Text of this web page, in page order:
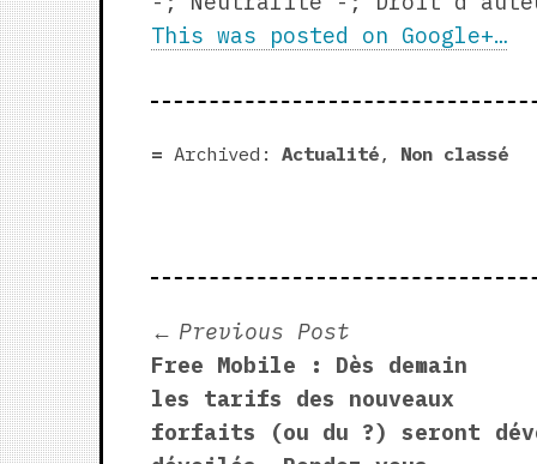
This was posted on Google+…
Archived: Actualité, Non classé
Post
navigation
Previous PostPrevious
post:
Free Mobile : Dès demain
les tarifs des nouveaux
forfaits (ou du ?) seront